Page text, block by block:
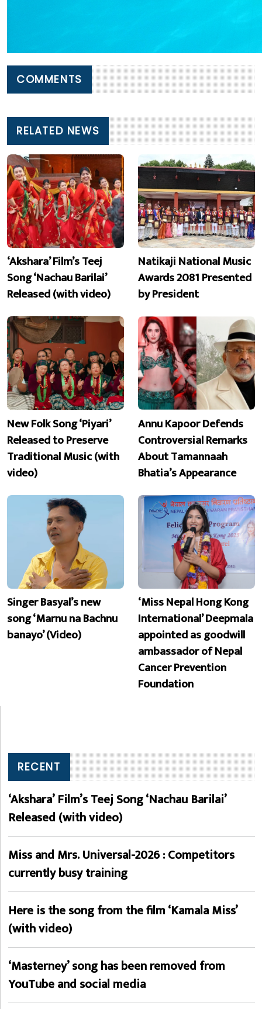
COMMENTS
RELATED NEWS
‘Akshara’ Film’s Teej
Song ‘Nachau Barilai’
Released (with video)
Natikaji National Music
Awards 2081 Presented
by President
New Folk Song ‘Piyari’
Released to Preserve
Traditional Music (with
video)
Annu Kapoor Defends
Controversial Remarks
About Tamannaah
Bhatia’s Appearance
Singer Basyal’s new
song ‘Marnu na Bachnu
banayo’ (Video)
‘Miss Nepal Hong Kong
International’ Deepmala
appointed as goodwill
ambassador of Nepal
Cancer Prevention
Foundation
RECENT
‘Akshara’ Film’s Teej Song ‘Nachau Barilai’
Released (with video)
Miss and Mrs. Universal-2026 : Competitors
currently busy training
Here is the song from the film ‘Kamala Miss’
(with video)
‘Masterney’ song has been removed from
YouTube and social media